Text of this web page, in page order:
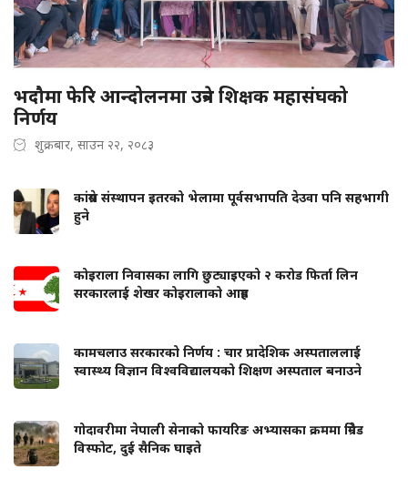
भदौमा फेरि आन्दोलनमा उत्रने शिक्षक महासंघको
निर्णय
शुक्रबार, साउन २२, २०८३
कांग्रेस संस्थापन इतरको भेलामा पूर्वसभापति देउवा पनि सहभागी
हुने
कोइराला निवासका लागि छुट्याइएको २ करोड फिर्ता लिन
सरकारलाई शेखर कोइरालाको आग्रह
कामचलाउ सरकारको निर्णय : चार प्रादेशिक अस्पताललाई
स्वास्थ्य विज्ञान विश्वविद्यालयको शिक्षण अस्पताल बनाउने
गोदावरीमा नेपाली सेनाको फायरिङ अभ्यासका क्रममा ग्रिनेड
विस्फोट, दुई सैनिक घाइते